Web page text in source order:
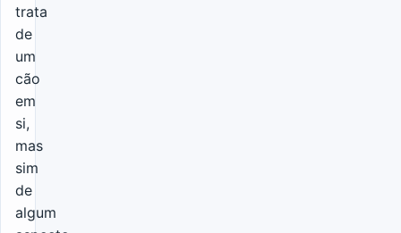
trata
de
um
cão
em
si,
mas
sim
de
algum